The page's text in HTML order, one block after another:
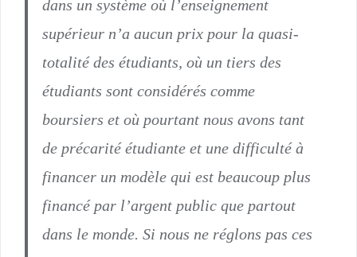
dans un système où l’enseignement
supérieur n’a aucun prix pour la quasi-
totalité des étudiants, où un tiers des
étudiants sont considérés comme
boursiers et où pourtant nous avons tant
de précarité étudiante et une difficulté à
financer un modèle qui est beaucoup plus
financé par l’argent public que partout
dans le monde. Si nous ne réglons pas ces